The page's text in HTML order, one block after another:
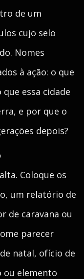
de um
cujo selo
Nomes
à ação: o que
que essa cidade
e por que o
depois?
Coloque os
um relatório de
de caravana ou
parecer
natal, ofício de
elemento